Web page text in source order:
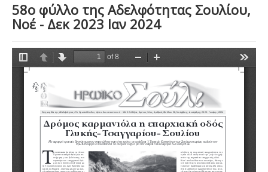
58ο φύλλο της Αδελφότητας Σουλίου,
Νοέ - Δεκ 2023 Ιαν 2024